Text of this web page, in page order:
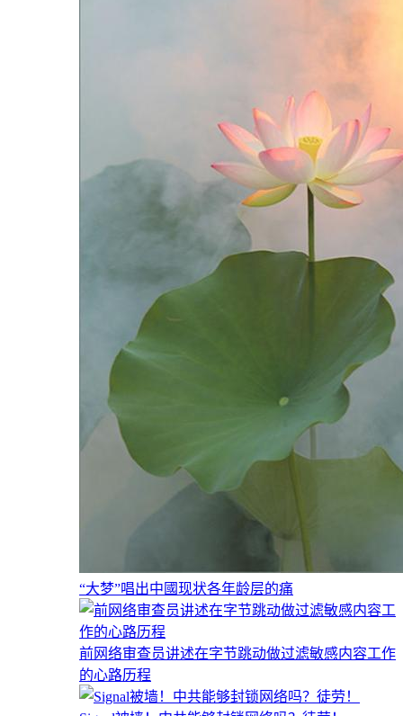
“大梦”唱出中國现状各年龄层的痛
前网络审查员讲述在字节跳动做过滤敏感内容工作
的心路历程